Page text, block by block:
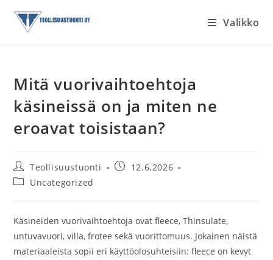
suoraan
Valikko
Mitä vuorivaihtoehtoja
käsineissä on ja miten ne
eroavat toisistaan?
Artikkelin
kirjoittaja:
Teollisuustuonti
Artikkeli12.6.2026
Artikkelin
Uncategorized
Käsineiden vuorivaihtoehtoja ovat fleece, Thinsulate,
untuvavuori, villa, frotee sekä vuorittomuus. Jokainen näistä
materiaaleista sopii eri käyttöolosuhteisiin: fleece on kevyt